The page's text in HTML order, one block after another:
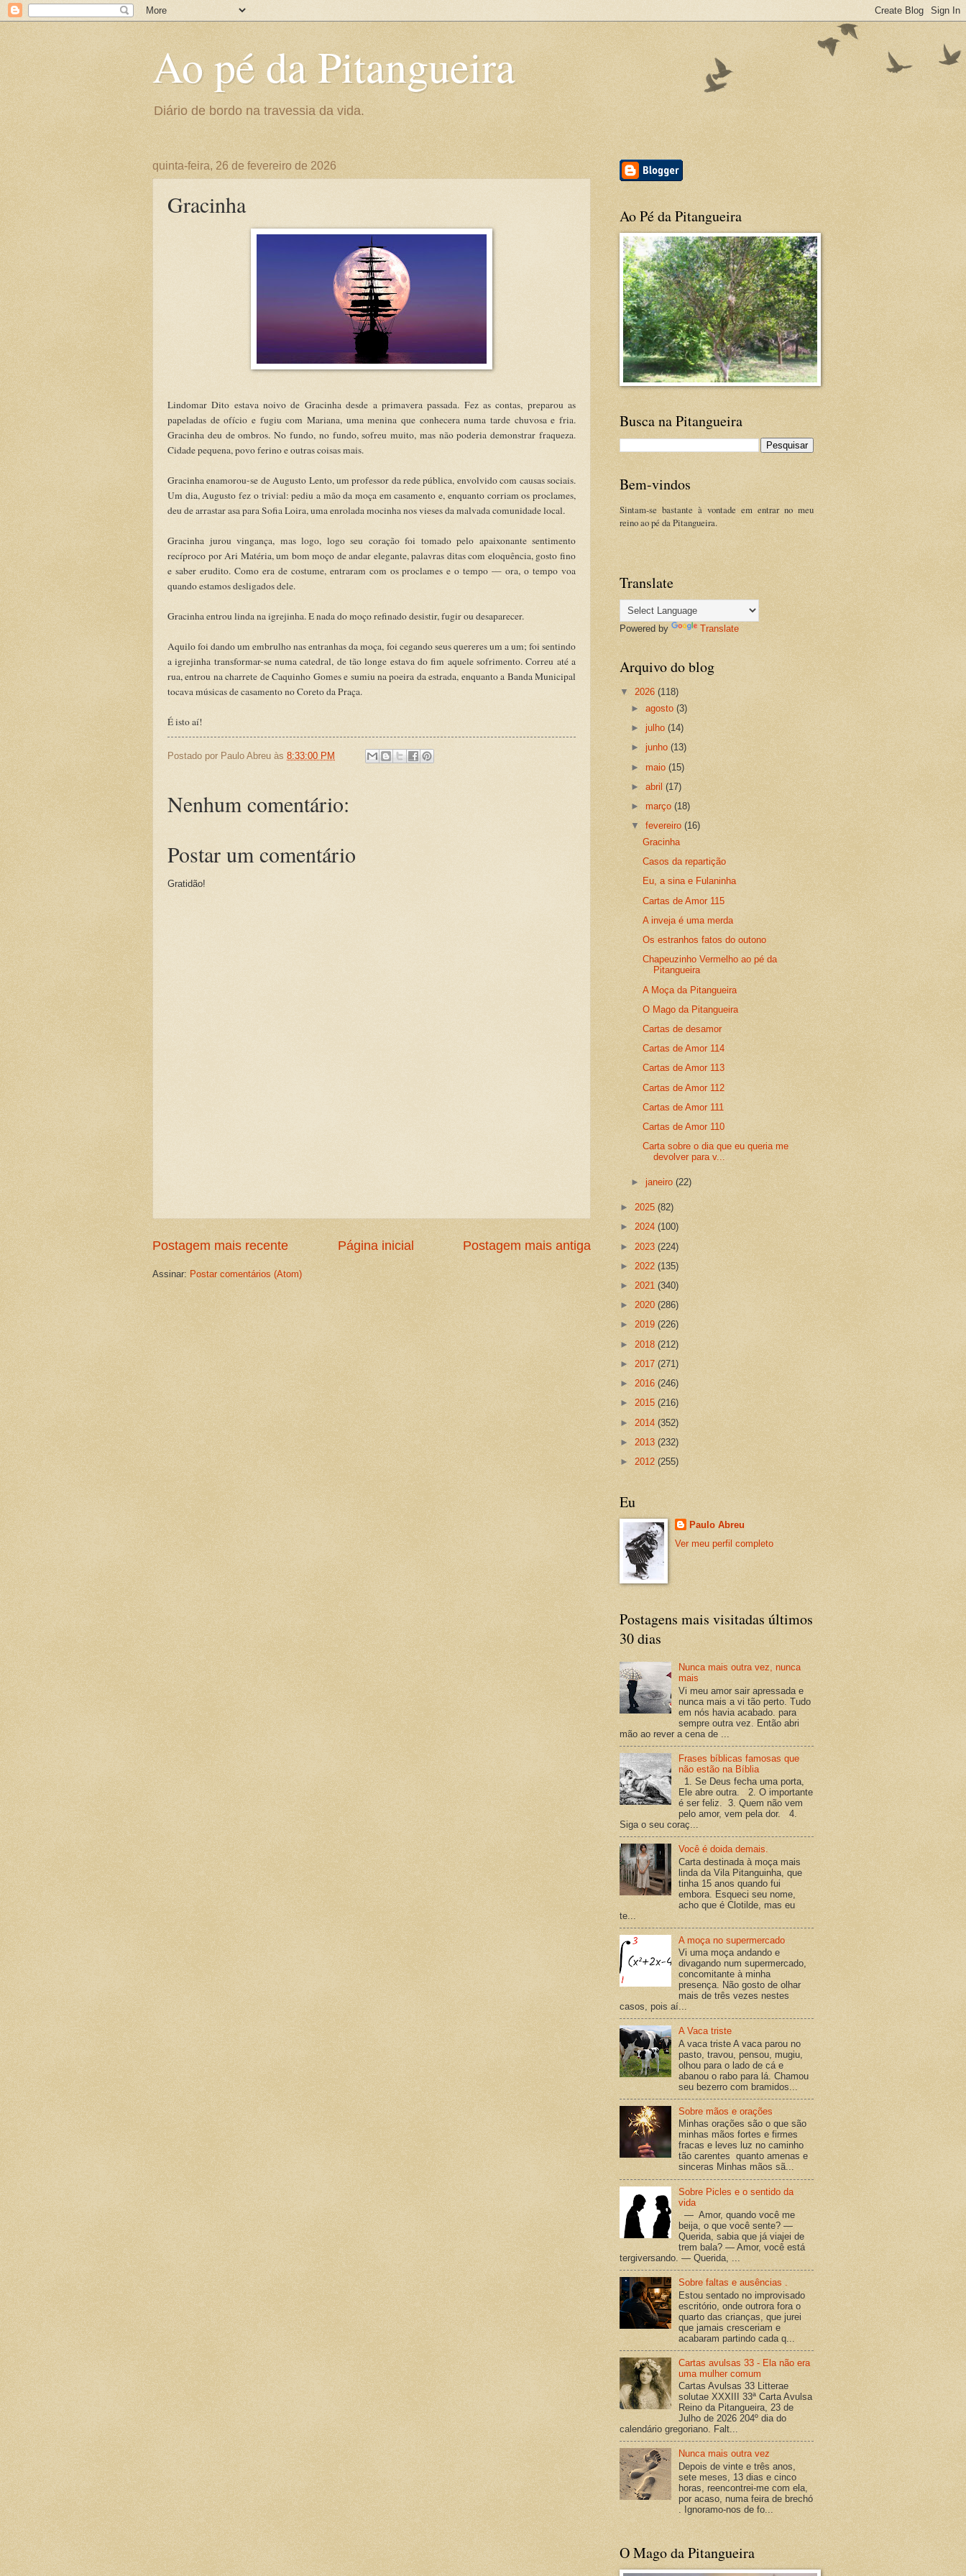
Ao pé da Pitangueira
Diário de bordo na travessia da vida.
quinta-feira, 26 de fevereiro de 2026
Gracinha
Lindomar Dito estava noivo de Gracinha desde a primavera passada. Fez as contas, preparou as
papeladas de ofício e fugiu com Mariana, uma menina que conhecera numa tarde chuvosa e fria.
Gracinha deu de ombros. No fundo, no fundo, sofreu muito, mas não poderia demonstrar fraqueza.
Cidade pequena, povo ferino e outras coisas mais.
Gracinha enamorou-se de Augusto Lento, um professor da rede pública, envolvido com causas sociais.
Um dia, Augusto fez o trivial: pediu a mão da moça em casamento e, enquanto corriam os proclames,
deu de arrastar asa para Sofia Loira, uma enrolada mocinha nos vieses da malvada comunidade local.
Gracinha jurou vingança, mas logo, logo seu coração foi tomado pelo apaixonante sentimento
recíproco por Ari Matéria, um bom moço de andar elegante, palavras ditas com eloquência, gosto fino
e saber erudito. Como era de costume, entraram com os proclames e o tempo — ora, o tempo voa
quando estamos desligados dele.
Gracinha entrou linda na igrejinha. E nada do moço refinado desistir, fugir ou desaparecer.
Aquilo foi dando um embrulho nas entranhas da moça, foi cegando seus quereres um a um; foi sentindo
a igrejinha transformar-se numa catedral, de tão longe estava do fim aquele sofrimento. Correu até a
rua, entrou na charrete de Caquinho Gomes e sumiu na poeira da estrada, enquanto a Banda Municipal
tocava músicas de casamento no Coreto da Praça.
É isto aí!
Postado por Paulo Abreu às 8:33:00 PM
Nenhum comentário:
Postar um comentário
Gratidão!
Postagem mais recente Postagem mais antiga
Página inicial
Assinar: Postar comentários (Atom)
Ao Pé da Pitangueira
Busca na Pitangueira
Bem-vindos
Sintam-se bastante à vontade em entrar no meu
reino ao pé da Pitangueira.
Translate
Powered by Translate
Arquivo do blog
▼ 2026 (118)
►agosto(3)
►julho(14)
►junho(13)
►maio(15)
►abril(17)
►março(18)
▼fevereiro(16)
Gracinha
Casos da repartição
Eu, a sina e Fulaninha
Cartas de Amor 115
A inveja é uma merda
Os estranhos fatos do outono
Chapeuzinho Vermelho ao pé da
Pitangueira
A Moça da Pitangueira
O Mago da Pitangueira
Cartas de desamor
Cartas de Amor 114
Cartas de Amor 113
Cartas de Amor 112
Cartas de Amor 111
Cartas de Amor 110
Carta sobre o dia que eu queria me
devolver para v...
►janeiro(22)
► 2025 (82)
► 2024 (100)
► 2023 (224)
► 2022 (135)
► 2021 (340)
► 2020 (286)
► 2019 (226)
► 2018 (212)
► 2017 (271)
► 2016 (246)
► 2015 (216)
► 2014 (352)
► 2013 (232)
► 2012 (255)
Eu
Paulo Abreu
Ver meu perfil completo
Postagens mais visitadas últimos
30 dias
Nunca mais outra vez, nunca
mais
Vi meu amor sair apressada e
nunca mais a vi tão perto. Tudo
em nós havia acabado. para
sempre outra vez. Então abri
mão ao rever a cena de ...
Frases bíblicas famosas que
não estão na Bíblia
1. Se Deus fecha uma porta,
Ele abre outra. 2. O importante
é ser feliz. 3. Quem não vem
pelo amor, vem pela dor. 4.
Siga o seu coraç...
Você é doida demais.
Carta destinada à moça mais
linda da Vila Pitanguinha, que
tinha 15 anos quando fui
embora. Esqueci seu nome,
acho que é Clotilde, mas eu
te...
A moça no supermercado
Vi uma moça andando e
divagando num supermercado,
concomitante à minha
presença. Não gosto de olhar
mais de três vezes nestes
casos, pois aí...
A Vaca triste
A vaca triste A vaca parou no
pasto, travou, pensou, mugiu,
olhou para o lado de cá e
abanou o rabo para lá. Chamou
seu bezerro com bramidos...
Sobre mãos e orações
Minhas orações são o que são
minhas mãos fortes e firmes
fracas e leves luz no caminho
tão carentes quanto amenas e
sinceras Minhas mãos sã...
Sobre Picles e o sentido da
vida
— Amor, quando você me
beija, o que você sente? —
Querida, sabia que já viajei de
trem bala? — Amor, você está
tergiversando. — Querida, ...
Sobre faltas e ausências .
Estou sentado no improvisado
escritório, onde outrora fora o
quarto das crianças, que jurei
que jamais cresceriam e
acabaram partindo cada q...
Cartas avulsas 33 - Ela não era
uma mulher comum
Cartas Avulsas 33 Litterae
solutae XXXIII 33ª Carta Avulsa
Reino da Pitangueira, 23 de
Julho de 2026 204º dia do
calendário gregoriano. Falt...
Nunca mais outra vez
Depois de vinte e três anos,
sete meses, 13 dias e cinco
horas, reencontrei-me com ela,
por acaso, numa feira de brechó
. Ignoramo-nos de fo...
O Mago da Pitangueira